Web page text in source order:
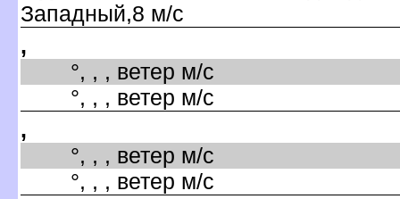
Западный,8 м/с
,
°, , , ветер м/с
°, , , ветер м/с
,
°, , , ветер м/с
°, , , ветер м/с